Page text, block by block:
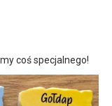
coś specjalnego!